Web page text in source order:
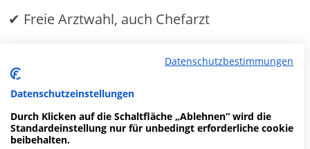
✔ Freie Arztwahl, auch Chefarzt
MEHR ERFAHREN
Anzeige
Datenschutzbestimmungen
Datenschutzeinstellungen
Durch Klicken auf die Schaltfläche „Ablehnen“ wird die
Standardeinstellung nur für unbedingt erforderliche cookie
beibehalten.